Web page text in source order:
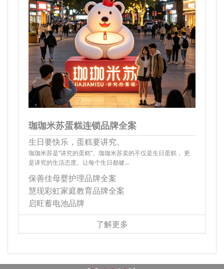
珈珈米苏蛋糕连锁品牌全案
生日要快乐，蛋糕要讲究。
珈珈米苏是“讲究的蛋糕”。珈珈米苏卖的不仅是生日蛋糕， 更
是讲究的生活态度。让每个生日都健…
保善佳母婴护理品牌全案
慧现彩虹家庭教育品牌全案
启旺蓄电池品牌
了解更多